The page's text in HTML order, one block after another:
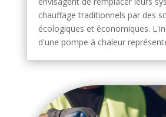
chauffage traditionnels par des
écologiques et économiques.
d'une pompe à chaleur